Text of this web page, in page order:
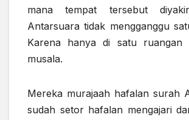
mana tempat tersebut
Antarsuara tidak mengganggu
Karena hanya di satu ruangan
musala.
Mereka murajaah hafalan surah
sudah setor hafalan mengajari